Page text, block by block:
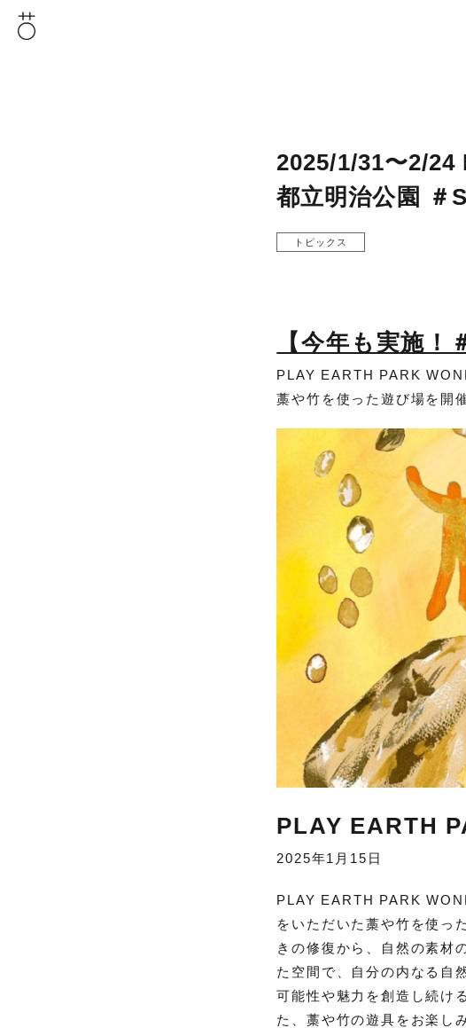
2025/1/31〜2/
都立明治公園
トピックス
【今年も実施
PLAY EARTH PARK
藁や竹を使った遊び場を開
PLAY EARTH
2025年1月15日
PLAY EARTH PARK
をいただいた藁や竹を使っ
きの修復から、自然の素材
た空間で、自分の内なる自
可能性や魅力を創造し続け
た、藁や竹の遊具をお楽し